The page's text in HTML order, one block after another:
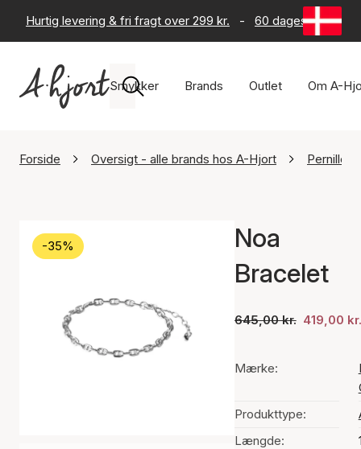
Hurtig levering & fri fragt over 299 kr. - 60 dages returret
Smykker Brands Outlet Om A-
Forside Oversigt - alle brands hos A-Hjort Pernille
-35%
Noa
Bracelet
645,00 kr. 419,00 kr.
Mærke:
Produkttype:
Længde: